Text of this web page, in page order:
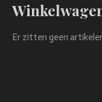
Er zitten geen